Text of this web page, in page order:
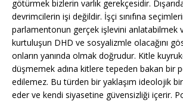
götürmek bizlerin varlık gerekçesidir.
devrimcilerin işi değildir. İşçi sınıfına
parlamentonun gerçek işlevini anlatabilmek
kurtuluşun DHD ve sosyalizmle olacağını
onların yanında olmak doğrudur. Kitle
düşmemek adına kitlere tepeden bakan bir
edilemez. Bu türden bir yaklaşım ideolojik
eder ve kendi siyasetine güvensizliği içerir.